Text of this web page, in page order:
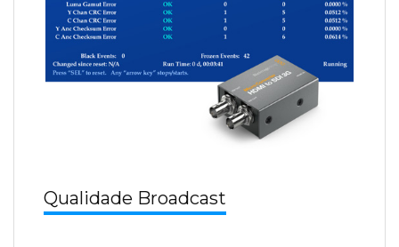
Qualidade Broadcast